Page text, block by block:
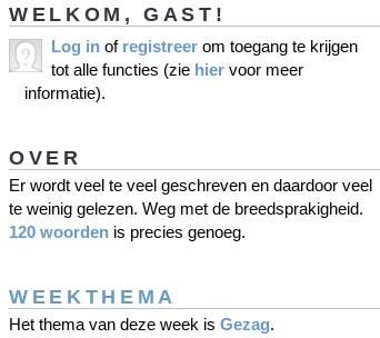
WELKOM, GAST!
Log in of registreer om toegang te krijgen
tot alle functies (zie hier voor meer
informatie).
OVER
Er wordt veel te veel geschreven en daardoor veel
te weinig gelezen. Weg met de breedsprakigheid.
120 woorden is precies genoeg.
WEEKTHEMA
Het thema van deze week is Gezag.